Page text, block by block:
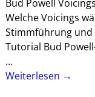
Bud Powell
Welche Voicings
Stimmführung und
Tutorial Bud
…
Weiterlesen →